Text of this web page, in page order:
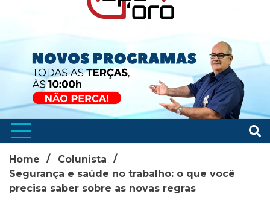
Home
Colunista
Segurança e saúde no trabalho: o que você
precisa saber sobre as novas regras